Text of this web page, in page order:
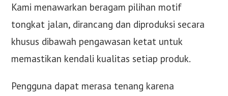
Kami menawarkan beragam pilihan motif
tongkat jalan, dirancang dan diproduksi secara
khusus dibawah pengawasan ketat untuk
memastikan kendali kualitas setiap produk.
Pengguna dapat merasa tenang karena